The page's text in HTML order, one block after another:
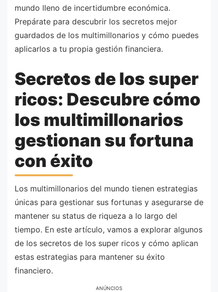
mundo lleno de incertidumbre económica.
Prepárate para descubrir los secretos mejor
guardados de los multimillonarios y cómo puedes
aplicarlos a tu propia gestión financiera.
Secretos de los super
ricos: Descubre cómo
los multimillonarios
gestionan su fortuna
con éxito
Los multimillonarios del mundo tienen estrategias
únicas para gestionar sus fortunas y asegurarse de
mantener su status de riqueza a lo largo del
tiempo. En este artículo, vamos a explorar algunos
de los secretos de los super ricos y cómo aplican
estas estrategias para mantener su éxito
financiero.
ANÚNCIOS